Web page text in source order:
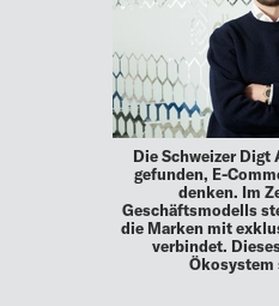
Die Schweizer Digt
gefunden, E-
denken. Im
Geschäftsmodells
die Marken mit
verbindet.